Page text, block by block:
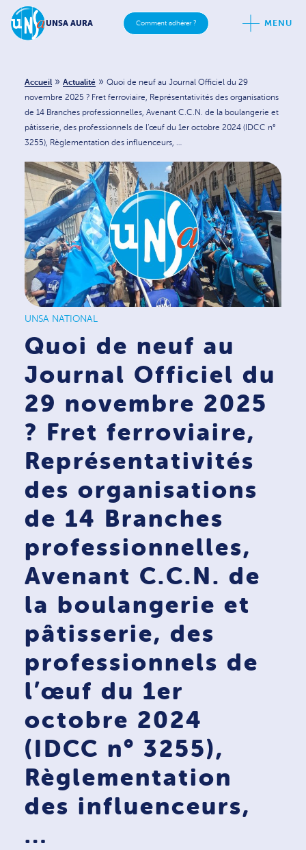
UNSA AURA MENU
Comment adhérer ?
Accueil » Actualité » Quoi de neuf au Journal Officiel du 29
novembre 2025 ? Fret ferroviaire, Représentativités des organisations
de 14 Branches professionnelles, Avenant C.C.N. de la boulangerie et
pâtisserie, des professionnels de l’œuf du 1er octobre 2024 (IDCC n°
3255), Règlementation des influenceurs, …
UNSA NATIONAL
Quoi de neuf au
Journal Officiel du
29 novembre 2025
? Fret ferroviaire,
Représentativités
des organisations
de 14 Branches
professionnelles,
Avenant C.C.N. de
la boulangerie et
pâtisserie, des
professionnels de
l’œuf du 1er
octobre 2024
(IDCC n° 3255),
Règlementation
des influenceurs,
…